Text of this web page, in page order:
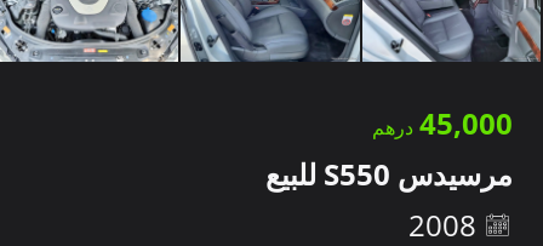
45,000
مرسيدس S550 للبيع
2008